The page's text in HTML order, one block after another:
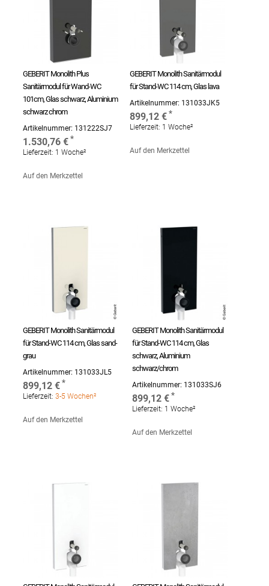
GEBERIT Monolith Plus
Sanitärmodul für Wand-WC
101cm, Glas schwarz, Aluminium
schwarz chrom
Artikelnummer: 131222SJ7
1.530,76 €
Lieferzeit: 1 Woche²
Auf den Merkzettel
GEBERIT Monolith Sanitärmodul
für Stand-WC 114 cm, Glas lava
Artikelnummer: 131033JK5
899,12 €
Lieferzeit: 1 Woche²
Auf den Merkzettel
GEBERIT Monolith Sanitärmodul
für Stand-WC 114 cm, Glas sand-
grau
Artikelnummer: 131033JL5
899,12 €
Lieferzeit: 3-5 Wochen²
Auf den Merkzettel
GEBERIT Monolith Sanitärmodul
für Stand-WC 114 cm, Glas
schwarz, Aluminium
schwarz/chrom
Artikelnummer: 131033SJ6
899,12 €
Lieferzeit: 1 Woche²
Auf den Merkzettel